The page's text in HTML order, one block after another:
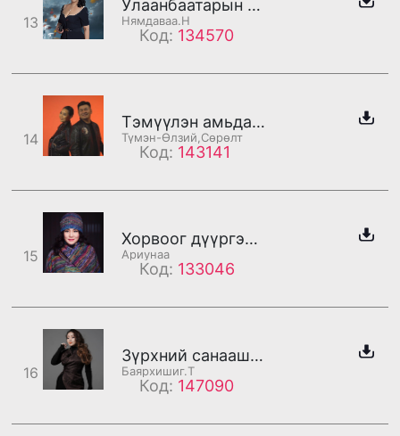
13
Улаанбаатарын тухай дуу
Нямдаваа.Н
Код: 134570
14
Тэмүүлэн амьдарна/Түмэн-Өлзий /
Түмэн-Өлзий,Сөрөлт
Код: 143141
15
Хорвоог дүүргэж дэргэд байгаарай (дахилт)
Ариунаа
Код: 133046
16
Зүрхний санаашрал /бадаг/
Баярхишиг.Т
Код: 147090